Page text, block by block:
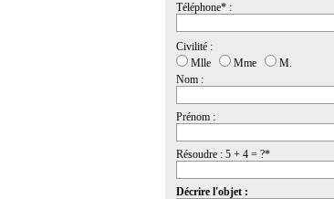
Téléphone* :
Civilité :
Mlle
Mme
M.
Nom :
Prénom :
Résoudre : 5 + 4 = ?*
Décrire l'objet :